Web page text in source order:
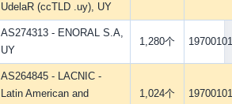
UdelaR (ccTLD .uy), UY
AS274313 - ENORAL S.A,
UY
1,280个 19700101
AS264845 - LACNIC -
Latin American and
1,024个 19700101